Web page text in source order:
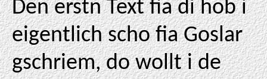
Den erstn Text fia di hob i
eigentlich scho fia Goslar
gschriem, do wollt i de